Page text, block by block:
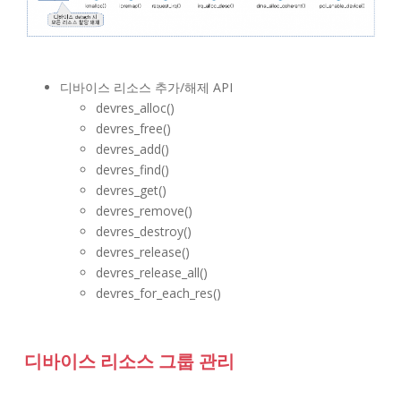
디바이스 리소스 추가/해제 API
devres_alloc()
devres_free()
devres_add()
devres_find()
devres_get()
devres_remove()
devres_destroy()
devres_release()
devres_release_all()
devres_for_each_res()
디바이스 리소스 그룹 관리